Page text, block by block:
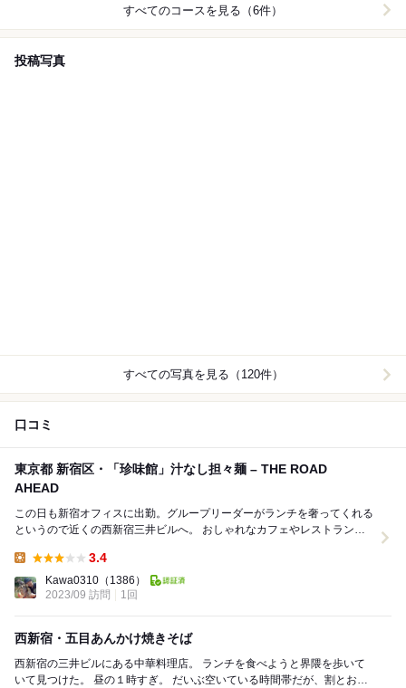
すべてのコースを見る（6件）
投稿写真
すべての写真を見る（120件）
口コミ
東京都 新宿区・「珍味館」汁なし担々麺 – THE ROAD
AHEAD
この日も新宿オフィスに出勤。グループリーダーがランチを奢ってくれる
というので近くの西新宿三井ビルへ。 おしゃれなカフェやレストランが
3.4
Kawa0310 （1386）
2023/09 訪問
1回
西新宿・五目あんかけ焼きそば
西新宿の三井ビルにある中華料理店。 ランチを食べようと界隈を歩いて
いて見つけた。 昼の１時すぎ。 だいぶ空いている時間帯だが、割とお客